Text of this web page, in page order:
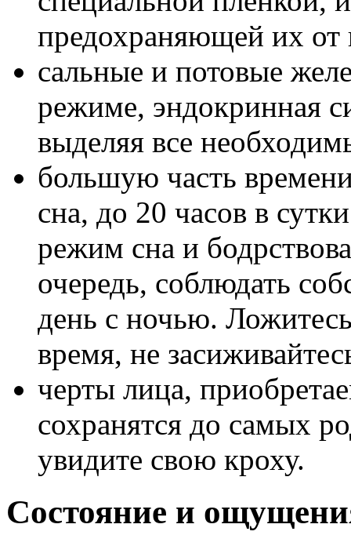
предохраняющей их от
сальные и потовые
режиме, эндокринная
выделяя все
большую часть
сна, до 20 часов в
режим сна и
очередь, соблюдать
день с ночью.
время, не
черты лица,
сохранятся до самых
увидите свою кроху.
Состояние и